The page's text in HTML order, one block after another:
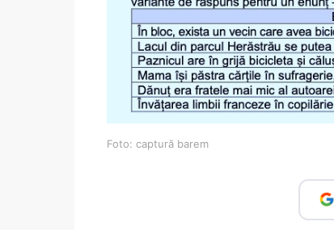
Foto: captură barem